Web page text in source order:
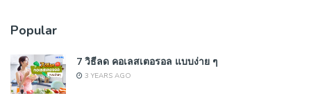
Popular
7 วิธีลด คอเลสเตอรอล แบบง่าย ๆ
3 YEARS AGO